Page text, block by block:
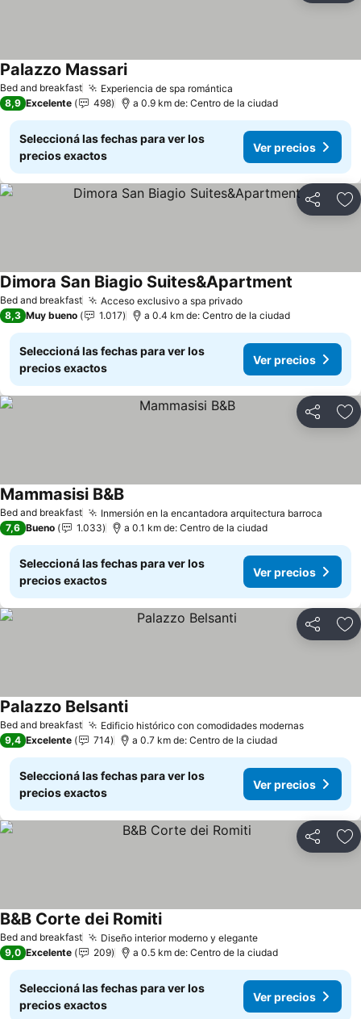
Bed and breakfast Experiencia de spa romántica
Palazzo MassariVer precios
8,9 Excelente 498 a 0.9 km de: Centro de la ciudad
Seleccioná las fechas para ver los
precios exactos
Ver precios
Compartir
Bed and breakfast Acceso exclusivo a spa privadoVer precios
Dimora San Biagio Suites&Apartment
8,3 Muy bueno 1.017 a 0.4 km de: Centro de la ciudad
Seleccioná las fechas para ver los
precios exactos
Ver precios
Compartir
Bed and breakfast Inmersión en la encantadora arquitectura barroca
Mammasisi B&BVer precios
7,6 Bueno 1.033 a 0.1 km de: Centro de la ciudad
Seleccioná las fechas para ver los
precios exactos
Ver precios
Compartir
Bed and breakfast Edificio histórico con comodidades modernasVer
Palazzo BelsantiVer precios
9,4 Excelente 714 a 0.7 km de: Centro de la ciudad
Seleccioná las fechas para ver los
precios exactos
Ver precios
Compartir
Bed and breakfast Diseño interior moderno y eleganteVer precios
B&B Corte dei RomitiVer precios
9,0 Excelente 209 a 0.5 km de: Centro de la ciudad
Seleccioná las fechas para ver los
precios exactos
Ver precios